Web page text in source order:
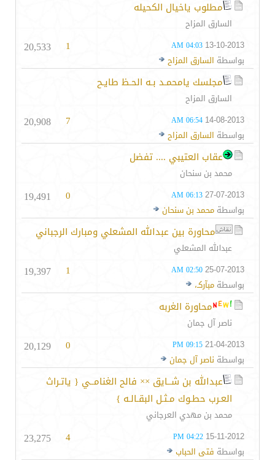
مطلوب ياخيال الكحيله
السارق المزاح
13-10-2013
04:03 AM
بواسطة السارق المزاح
1
20,533
مجلسك يامحمـد بـه الحـظ طايـح
السارق المزاح
14-08-2013
06:54 AM
بواسطة السارق المزاح
7
20,908
عقاب العتيبي .... تفضل
محمد بن سنحان
27-07-2013
06:13 AM
بواسطة محمد بن سنحان
0
19,491
محاورة بين عبدالله المشعلي ومبارك الرجباني
عبدالله المشعلي
25-07-2013
02:50 AM
بواسطة مبآركـ،
1
19,397
محاورة الغربه
ناصر آل جمان
21-04-2013
09:15 PM
بواسطة ناصر آل جمان
0
20,129
عبدالله بن شــايق ×× فالح الغنامــي { ياتـراث
العـرب حطـوك مـثـل البقـالـه }
محمد بن مهدي العرجاني
15-11-2012
04:22 PM
بواسطة فتى الحباب
4
23,275